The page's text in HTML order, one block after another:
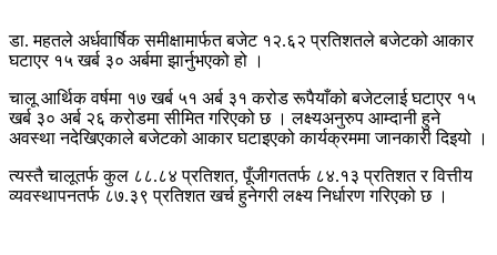
डा. महतले अर्धवार्षिक समीक्षामार्फत बजेट १२.६२ प्रतिशतले बजेटको आकार
घटाएर १५ खर्ब ३० अर्बमा झार्नुभएको हो ।
चालू आर्थिक वर्षमा १७ खर्ब ५१ अर्ब ३१ करोड रूपैयाँको बजेटलाई घटाएर १५
खर्ब ३० अर्ब २६ करोडमा सीमित गरिएको छ । लक्ष्यअनुरुप आम्दानी हुने
अवस्था नदेखिएकाले बजेटको आकार घटाइएको कार्यक्रममा जानकारी दिइयो ।
त्यस्तै चालूतर्फ कुल ८८.८४ प्रतिशत, पूँजीगततर्फ ८४.१३ प्रतिशत र वित्तीय
व्यवस्थापनतर्फ ८७.३९ प्रतिशत खर्च हुनेगरी लक्ष्य निर्धारण गरिएको छ ।